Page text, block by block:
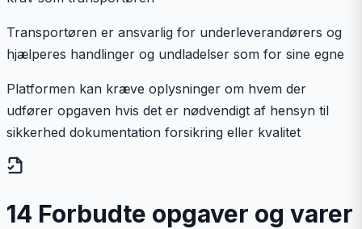
Transportøren er ansvarlig for underleverandørers og
hjælperes handlinger og undladelser som for sine egne
Platformen kan kræve oplysninger om hvem der
udfører opgaven hvis det er nødvendigt af hensyn til
sikkerhed dokumentation forsikring eller kvalitet
14 Forbudte opgaver og varer